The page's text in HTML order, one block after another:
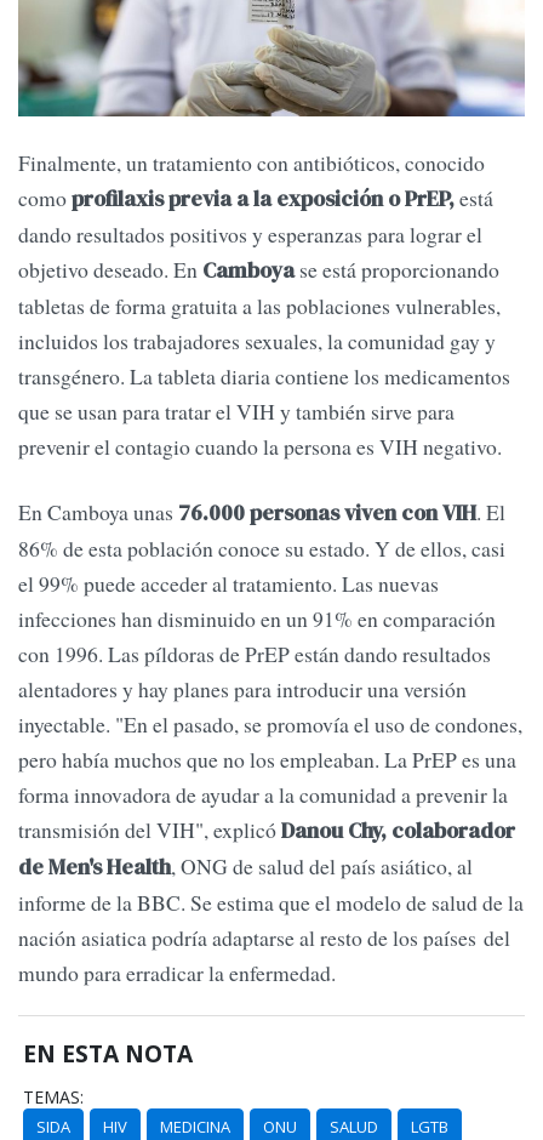
Finalmente, un tratamiento con antibióticos, conocido
comoprofilaxis previa a la exposición o PrEP,está
dando resultados positivos y esperanzas para lograr el
objetivo deseado. En Camboyase está proporcionando
tabletas de forma gratuita a las poblaciones vulnerables,
incluidos los trabajadores sexuales, la comunidad gay y
transgénero. La tableta diaria contiene los medicamentos
que se usan para tratar el VIH y también sirve para
prevenir el contagio cuando la persona es VIH negativo.
En Camboya unas 76.000 personas viven con VIH. El
86% de esta población conoce su estado. Y de ellos, casi
el 99% puede acceder al tratamiento. Las nuevas
infecciones han disminuido en un 91% en comparación
con 1996. Las píldoras de PrEP están dando resultados
alentadores y hay planes para introducir una versión
inyectable. "En el pasado, se promovía el uso de condones,
pero había muchos que no los empleaban. La PrEP es una
forma innovadora de ayudar a la comunidad a prevenir la
transmisión del VIH", explicóDanou Chy, colaborador
de Men's Health, ONG de salud del país asiático, al
informe de la BBC. Se estima que el modelo de salud de la
nación asiatica podría adaptarse al resto de los países del
mundo para erradicar la enfermedad.
EN ESTA NOTA
TEMAS:
SIDA HIV MEDICINA ONU SALUD LGTB